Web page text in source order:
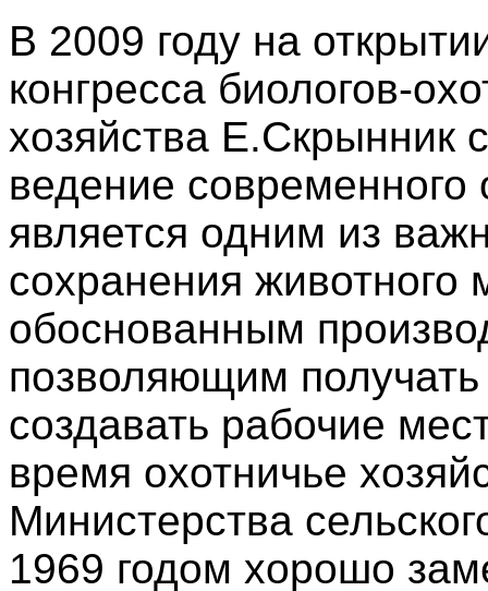
В 2009 году на
конгресса биологов-
хозяйства Е.Скрынник
ведение современного
является одним из
сохранения животного
обоснованным
позволяющим
создавать рабочие
время охотничье
Министерства
1969 годом хорошо